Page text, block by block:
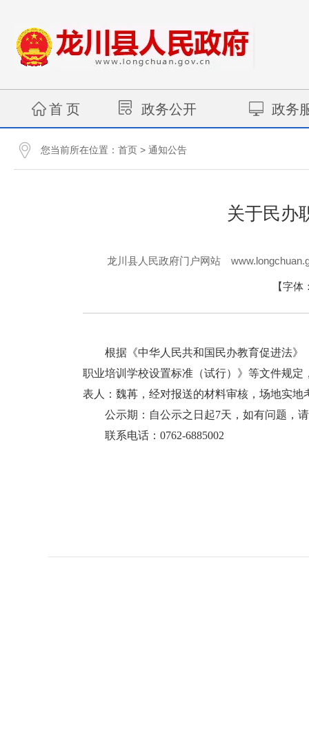
首 页 政务公开 政务
您当前所在位置： 首页 > 通知公告
关于民办
龙川县人民政府门户网站
【字体
根据《中华人民共和国民办教育促进法》
职业培训学校设置标准（试行）》等文件规
表人：魏苒，经对报送的材料审核，场地实
公示期：自公示之日起7天，如有问题，请
联系电话：0762-6885002